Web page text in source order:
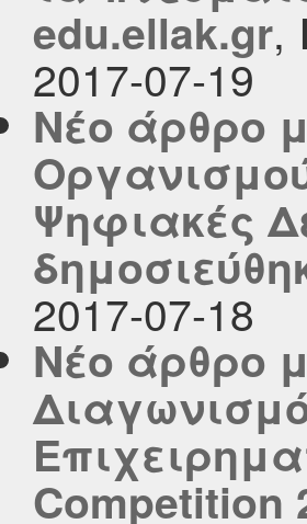
edu.ellak.gr,
2017-07-19
Νέο άρθρο
Ψηφιακές
2017-07-18
Νέο άρθρο
Competition